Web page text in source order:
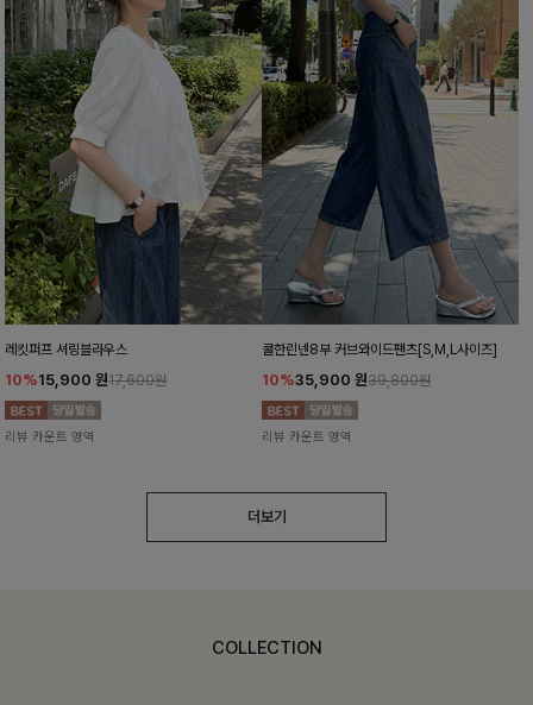
레킷퍼프 셔링블라우스
10%15,900 원17,600원
리뷰 카운트 영역
쿨한린넨8부 커브와이드팬츠[S,M,L사이즈]
10%35,900 원39,800원
리뷰 카운트 영역
더보기
COLLECTION